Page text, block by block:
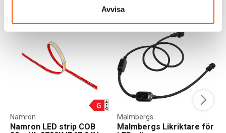
Avvisa
ALTERNATIVA PRODUKTER
Namron LED strip COB
Namron
Malmbergs Likriktare för
Malmbergs